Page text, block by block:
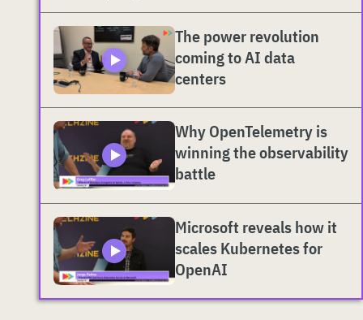
The power revolution
coming to AI data
centers
Why OpenTelemetry is
winning the observability
battle
Microsoft reveals how it
scales Kubernetes for
OpenAI